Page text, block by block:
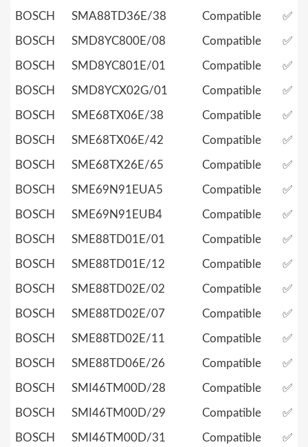
BOSCH SMA88TD36E/38 Compatible ✅
BOSCH SMD8YC800E/08 Compatible ✅
BOSCH SMD8YC801E/01 Compatible ✅
BOSCH SMD8YCX02G/01 Compatible ✅
BOSCH SME68TX06E/38 Compatible ✅
BOSCH SME68TX06E/42 Compatible ✅
BOSCH SME68TX26E/65 Compatible ✅
BOSCH SME69N91EUA5 Compatible ✅
BOSCH SME69N91EUB4 Compatible ✅
BOSCH SME88TD01E/01 Compatible ✅
BOSCH SME88TD01E/12 Compatible ✅
BOSCH SME88TD02E/02 Compatible ✅
BOSCH SME88TD02E/07 Compatible ✅
BOSCH SME88TD02E/11 Compatible ✅
BOSCH SME88TD06E/26 Compatible ✅
BOSCH SMI46TM00D/28 Compatible ✅
BOSCH SMI46TM00D/29 Compatible ✅
BOSCH SMI46TM00D/31 Compatible ✅